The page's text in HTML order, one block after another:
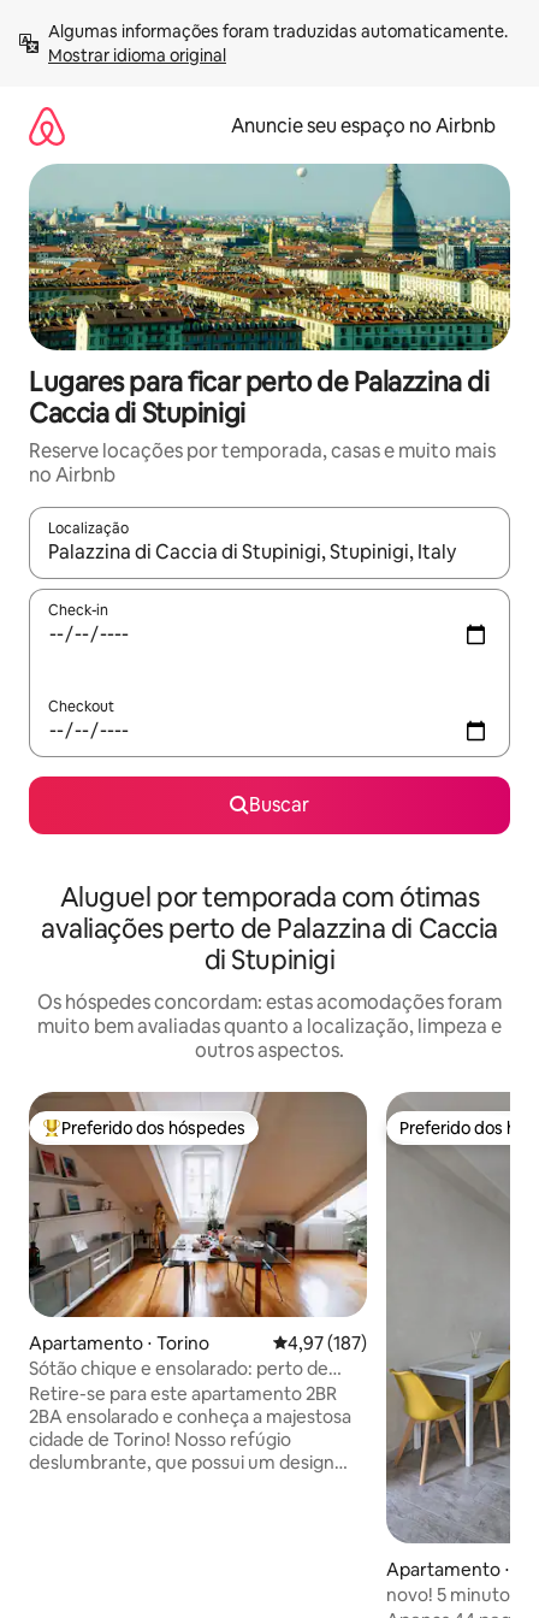
para
Mostrar idioma original
Anuncie seu espaço no Airbnb
Lugares para ficar perto de Palazzina di
Caccia di Stupinigi
Reserve locações por temporada, casas e muito mais
no Airbnb
Localização
Quando os resultados estiverem disponíveis, explore-os
Check-in
Checkout
Buscar
Aluguel por temporada com ótimas
avaliações perto de Palazzina di Caccia
di Stupinigi
Os hóspedes concordam: estas acomodações foram
muito bem avaliadas quanto a localização, limpeza e
outros aspectos.
Entre os melhores preferidos dos hóspedes
Preferido dos hóspedes
Apartamento ⋅ Torino 4,97 de uma avaliação média de
4,97 (187)
Sótão chique e ensolarado: perto de
tudo ~ AC e Wi-Fi
Retire-se para este apartamento 2BR
2BA ensolarado e conheça a majestosa
cidade de Torino! Nosso refúgio
deslumbrante, que possui um design
Preferido dos
Preferido dos
Apartamento ⋅
novo! 5 minutos